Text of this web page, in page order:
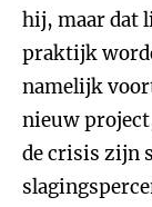
hij, maar dat
praktijk
namelijk
nieuw
de crisis zijn